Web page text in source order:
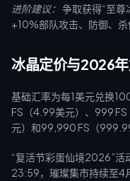
进阶建议： 争取获得“至
+10%部队攻击、防御、
冰晶定价与2026
基础汇率为每1美元兑换
FS（4.99美元）、999
元）和99,990 FS（
“复活节彩蛋仙境2026”
23:59，璀璨集市持续至4